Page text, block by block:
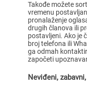
Takođe možete
vremenu
pronalaženje
drugih članova ili
postavljeni. Ako je
broj telefona ili
ga odmah
započeti
Neviđeni,